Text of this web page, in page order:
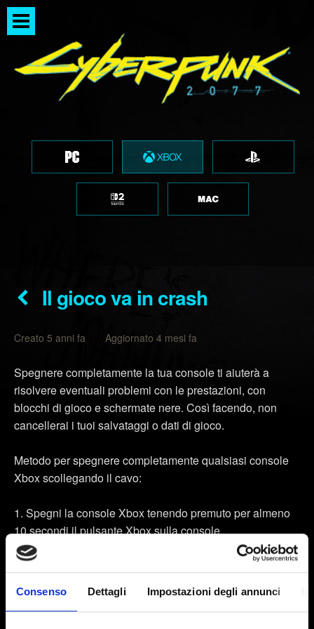
Consenso Dettagli Impostazioni degli annunci
Il gioco va in crash
Creato 5 anni fa Aggiornato 4 mesi fa
Spegnere completamente la tua console ti aiuterà a
risolvere eventuali problemi con le prestazioni, con
blocchi di gioco e schermate nere. Così facendo, non
cancellerai i tuoi salvataggi o dati di gioco.
Metodo per spegnere completamente qualsiasi console
Xbox scollegando il cavo:
Spegni la console Xbox tenendo premuto per almeno
10 secondi il pulsante Xbox sulla console.
Scollega il cavo di alimentazione